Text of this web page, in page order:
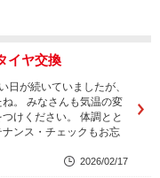
ヤ交換
日が続いていましたが、
。 みなさんも気温の変
けください。 体調とと
ンス・チェックもお忘
2026/02/17